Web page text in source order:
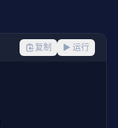
复制 ▶ 运行